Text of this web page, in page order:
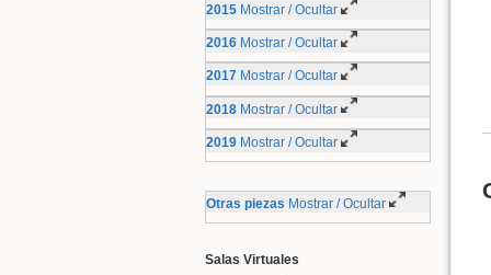
2015 Mostrar / Ocultar
2016 Mostrar / Ocultar
2017 Mostrar / Ocultar
2018 Mostrar / Ocultar
2019 Mostrar / Ocultar
Otras piezas Mostrar / Ocultar
Salas Virtuales